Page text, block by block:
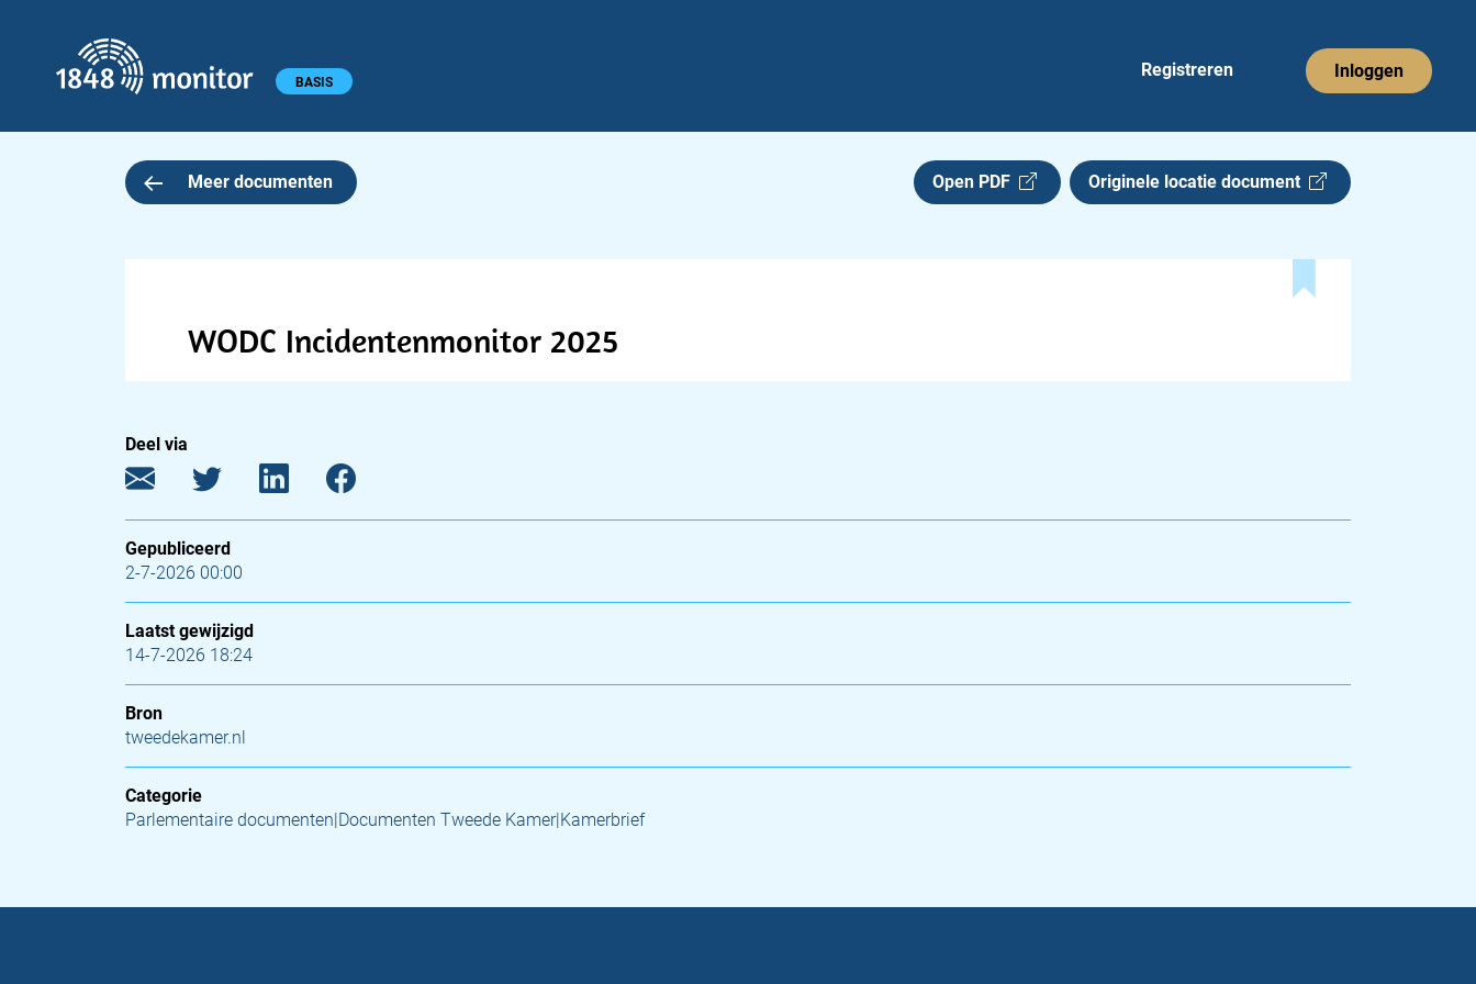
Hoofdmenu BASIS
Registreren Inloggen
Meer documenten Open PDF Originele locatie document
WODC Incidentenmonitor 2025
Deel via
Gepubliceerd
2-7-2026 00:00
Laatst gewijzigd
14-7-2026 18:24
Bron
tweedekamer.nl
Categorie
Parlementaire documenten|Documenten Tweede Kamer|Kamerbrief